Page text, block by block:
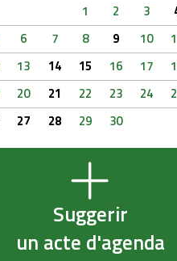
1
2 3
6 7 8 9 10
13 14 15 16 17
20 21 22 23 24
27 28 29 30
Suggerir
un acte d'agenda